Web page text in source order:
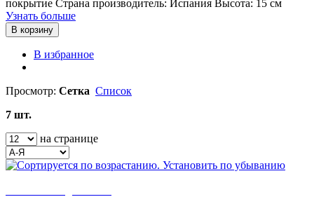
покрытие Страна производитель: Испания Высота: 15 см
Узнать больше
В корзину
В избранное
Просмотр: Сетка Список
7 шт.
на странице